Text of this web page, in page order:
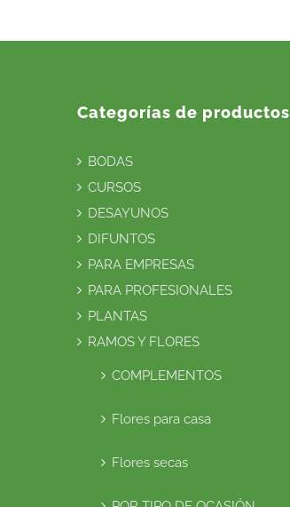
Categorías de productos
BODAS
CURSOS
DESAYUNOS
DIFUNTOS
PARA EMPRESAS
PARA PROFESIONALES
PLANTAS
RAMOS Y FLORES
COMPLEMENTOS
Flores para casa
Flores secas